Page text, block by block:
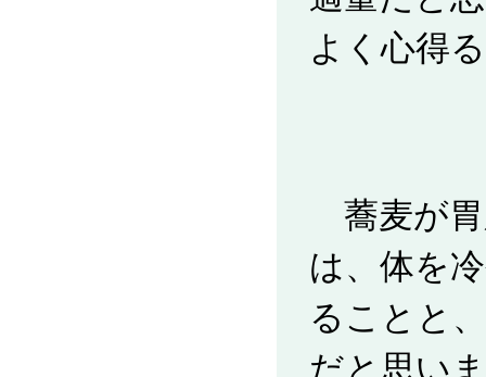
よく心得
蕎麦が胃
は、体を
ることと
だと思い